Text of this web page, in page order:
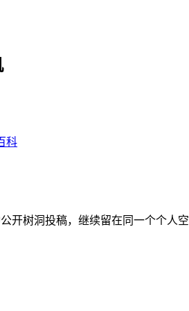
科
开树洞投稿，继续留在同一个个人空